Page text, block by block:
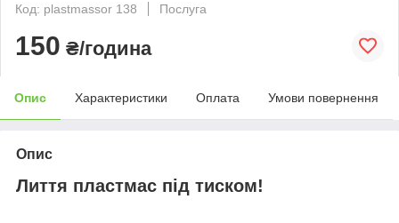
Код: plastmassor 138 Послуга
150 ₴/година
Опис Характеристики Оплата Умови повернення
Опис
Лиття пластмас під тиском!